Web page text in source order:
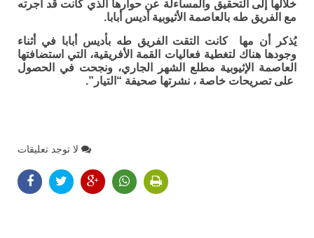
خلالها إلى التحقيق والمساءلة عن حوارها الذي كانت قد أجرته
مع الفريق طه بالعاصمة الأثيوبية أديس أبابا.
يُذكر أن مها كانت التقت الفريق طه بأديس أبابا في أثناء
وجودها هناك لتغطية فعاليات القمة الأفريقية، التي استضافتها
العاصمة الإثيوبية مطلع الشهر الجاري، ونجحت في الحصول
على تصريحات خاصة ، نشرتها صحيفة “التيار”.
لا توجد تعليقات